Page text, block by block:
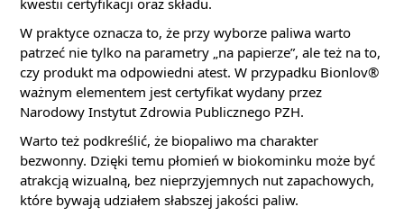
kwestii certyfikacji oraz składu.
W praktyce oznacza to, że przy wyborze paliwa warto
patrzeć nie tylko na parametry „na papierze”, ale też na to,
czy produkt ma odpowiedni atest. W przypadku Bionlov®
ważnym elementem jest certyfikat wydany przez
Narodowy Instytut Zdrowia Publicznego PZH.
Warto też podkreślić, że biopaliwo ma charakter
bezwonny. Dzięki temu płomień w biokominku może być
atrakcją wizualną, bez nieprzyjemnych nut zapachowych,
które bywają udziałem słabszej jakości paliw.